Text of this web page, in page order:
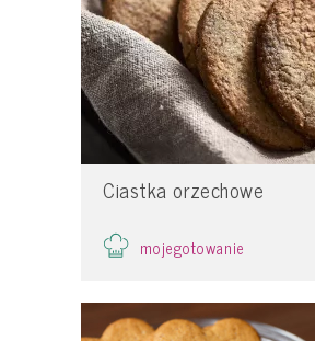
Ciastka orzechowe
mojegotowanie